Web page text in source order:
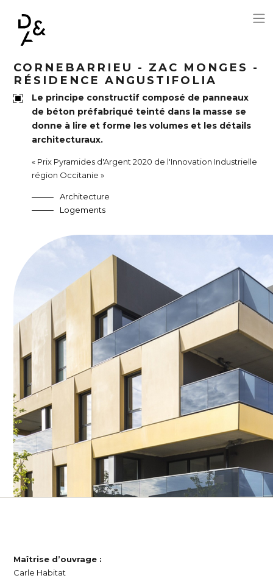
CORNEBARRIEU - ZAC MONGES -
RÉSIDENCE ANGUSTIFOLIA
Le principe constructif composé de panneaux
de béton préfabriqué teinté dans la masse se
donne à lire et forme les volumes et les détails
architecturaux.
« Prix Pyramides d'Argent 2020 de l'Innovation Industrielle
région Occitanie »
Architecture
Logements
Maîtrise d’ouvrage :
Carle Habitat